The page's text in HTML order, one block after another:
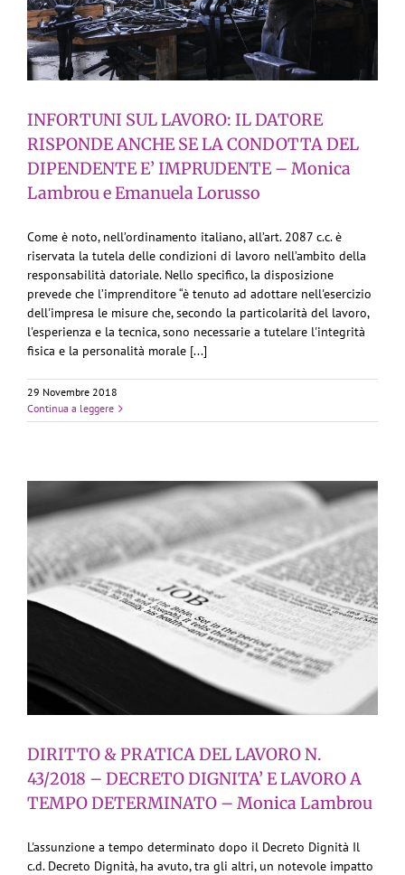
INFORTUNI SUL LAVORO: IL DATORE
RISPONDE ANCHE SE LA CONDOTTA DEL
DIPENDENTE E’ IMPRUDENTE – Monica
Lambrou e Emanuela Lorusso
Come è noto, nell’ordinamento italiano, all’art. 2087 c.c. è
riservata la tutela delle condizioni di lavoro nell’ambito della
responsabilità datoriale. Nello specifico, la disposizione
prevede che l’imprenditore “è tenuto ad adottare nell'esercizio
dell'impresa le misure che, secondo la particolarità del lavoro,
l'esperienza e la tecnica, sono necessarie a tutelare l'integrità
fisica e la personalità morale [...]
29 Novembre 2018
Continua a leggere
DIRITTO & PRATICA DEL LAVORO N.
43/2018 – DECRETO DIGNITA’ E LAVORO A
TEMPO DETERMINATO – Monica Lambrou
L'assunzione a tempo determinato dopo il Decreto Dignità Il
c.d. Decreto Dignità, ha avuto, tra gli altri, un notevole impatto